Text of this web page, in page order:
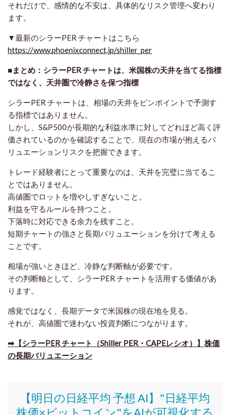
それだけで、感情的な不安は、具体的なリスク管理へ変わり
ます。
▼最新のシラーPER チャートはこちら
https://www.phoenixconnect.jp/shiller_per
■まとめ：シラーPER チャートは、米国株の天井を当てる指標
ではなく、天井圏で冷静さを保つ指標
シラーPER チャートは、相場の天井をピンポイントで予測す
る指標ではありません。
しかし、S&P500が長期的な利益水準に対してどれほど高く評
価されているのかを確認することで、現在の市場が抱えるバ
リュエーションリスクを把握できます。
トレード経験者にとって重要なのは、天井を完璧に当てるこ
とではありません。
高値圏でロットを増やしすぎないこと。
利益を守るルールを持つこと。
下落時に対応できる余力を残すこと。
短期チャートの強さと長期バリュエーションを分けて考える
ことです。
相場が強いときほど、冷静な判断軸が必要です。
その判断軸として、シラーPER チャートを活用する価値があ
ります。
感覚ではなく、長期データで米国株の現在地を見る。
それが、高値圏で迷わない投資判断につながります。
➡​【シラーPER チャート（Shiller PER・CAPEレシオ）】株価
の長期バリュエーション
【明日の日経平均 予想 AI】"日経平均
株価×ビットコイン"をAIが可視化する